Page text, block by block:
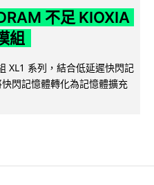
不足 KIOXIA
組
XL1 系列，結合低延遲快閃記
閃記憶體轉化為記憶體擴充